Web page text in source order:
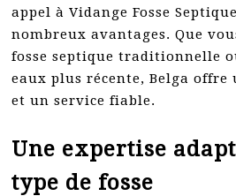
appel à Vidange Fosse
nombreux avantages. Que
fosse septique traditionnelle
eaux plus récente, Belga offre
et un service fiable.
Une expertise
type de fosse